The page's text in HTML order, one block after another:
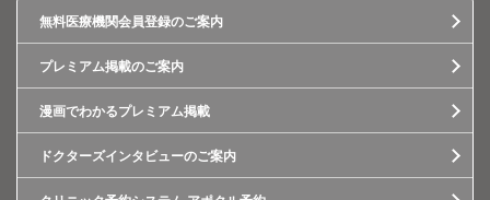
無料医療機関会員登録のご案内
プレミアム掲載のご案内
漫画でわかるプレミアム掲載
ドクターズインタビューのご案内